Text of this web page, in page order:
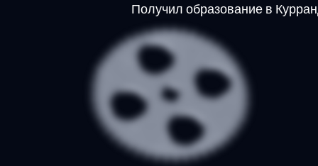
Получил образование в